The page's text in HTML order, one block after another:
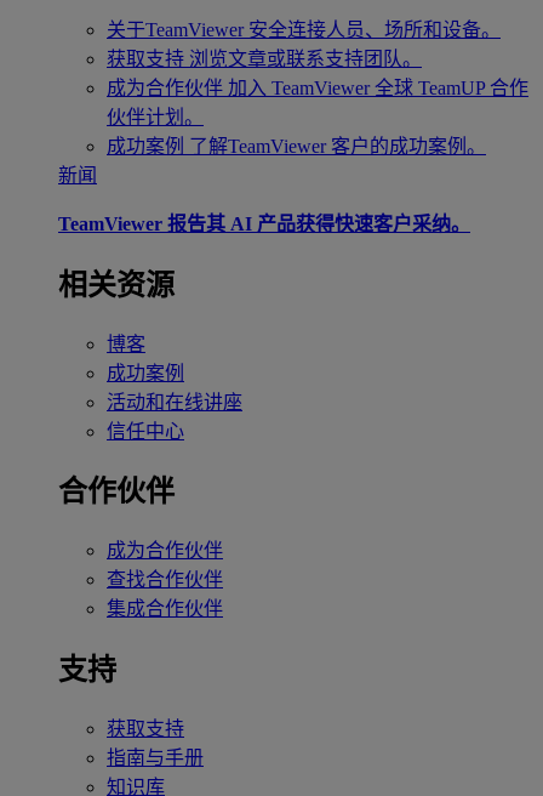
关于TeamViewer 安全连接人员、场所和设备。
获取支持 浏览文章或联系支持团队。
成为合作伙伴 加入 TeamViewer 全球 TeamUP 合作
伙伴计划。
成功案例 了解TeamViewer 客户的成功案例。
新闻
TeamViewer 报告其 AI 产品获得快速客户采纳。
相关资源
博客
成功案例
活动和在线讲座
信任中心
合作伙伴
成为合作伙伴
查找合作伙伴
集成合作伙伴
支持
获取支持
指南与手册
知识库